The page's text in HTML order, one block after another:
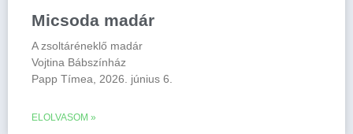
Micsoda madár
A zsoltáréneklő madár
Vojtina Bábszínház
Papp Tímea, 2026. június 6.
ELOLVASOM »